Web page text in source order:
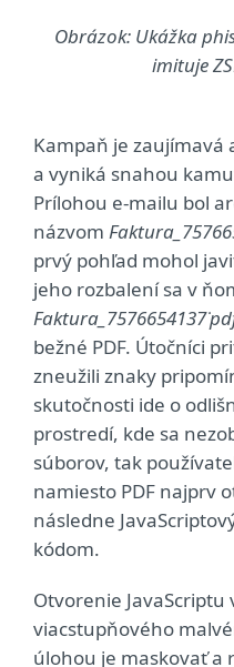
Obrázok: Ukážka
imituje
Kampaň je zaujímavá
a vyniká snahou
Prílohou e-mailu bol
názvom
prvý pohľad mohol
jeho rozbalení sa v
bežné PDF. Útočníci
zneužili znaky
skutočnosti ide o
prostredí, kde sa
súborov, tak
namiesto PDF najprv
následne
kódom.
Otvorenie JavaScriptu
viacstupňového
úlohou je maskovať a